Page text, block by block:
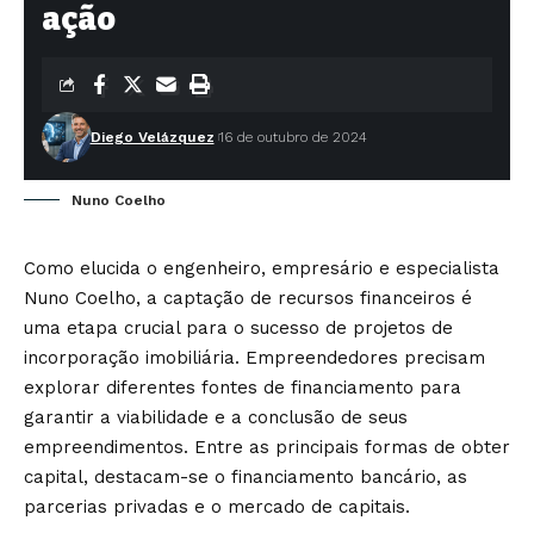
ação
Diego Velázquez 16 de outubro de 2024
Nuno Coelho
Como elucida o engenheiro, empresário e especialista
Nuno Coelho, a captação de recursos financeiros é
uma etapa crucial para o sucesso de projetos de
incorporação imobiliária. Empreendedores precisam
explorar diferentes fontes de financiamento para
garantir a viabilidade e a conclusão de seus
empreendimentos. Entre as principais formas de obter
capital, destacam-se o financiamento bancário, as
parcerias privadas e o mercado de capitais.